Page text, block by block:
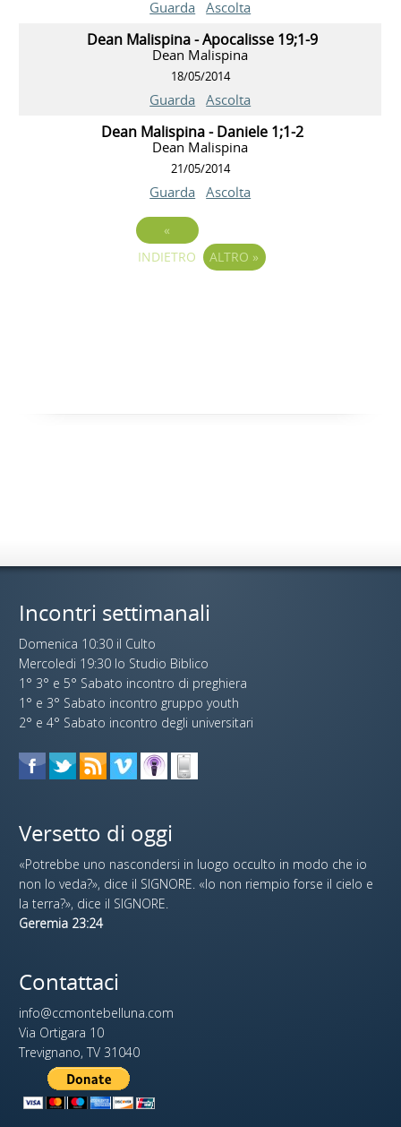
Guarda Ascolta
Dean Malispina - Apocalisse 19;1-9
Dean Malispina
18/05/2014
Guarda Ascolta
Dean Malispina - Daniele 1;1-2
Dean Malispina
21/05/2014
Guarda Ascolta
«
INDIETRO
ALTRO »
Incontri settimanali
Domenica 10:30 il Culto
Mercoledi 19:30 lo Studio Biblico
1° 3° e 5° Sabato incontro di preghiera
1° e 3° Sabato incontro gruppo youth
2° e 4° Sabato incontro degli universitari
Versetto di oggi
«Potrebbe uno nascondersi in luogo occulto in modo che io
non lo veda?», dice il SIGNORE. «Io non riempio forse il cielo e
la terra?», dice il SIGNORE.
Geremia 23:24
Contattaci
info@ccmontebelluna.com
Via Ortigara 10
Trevignano, TV 31040